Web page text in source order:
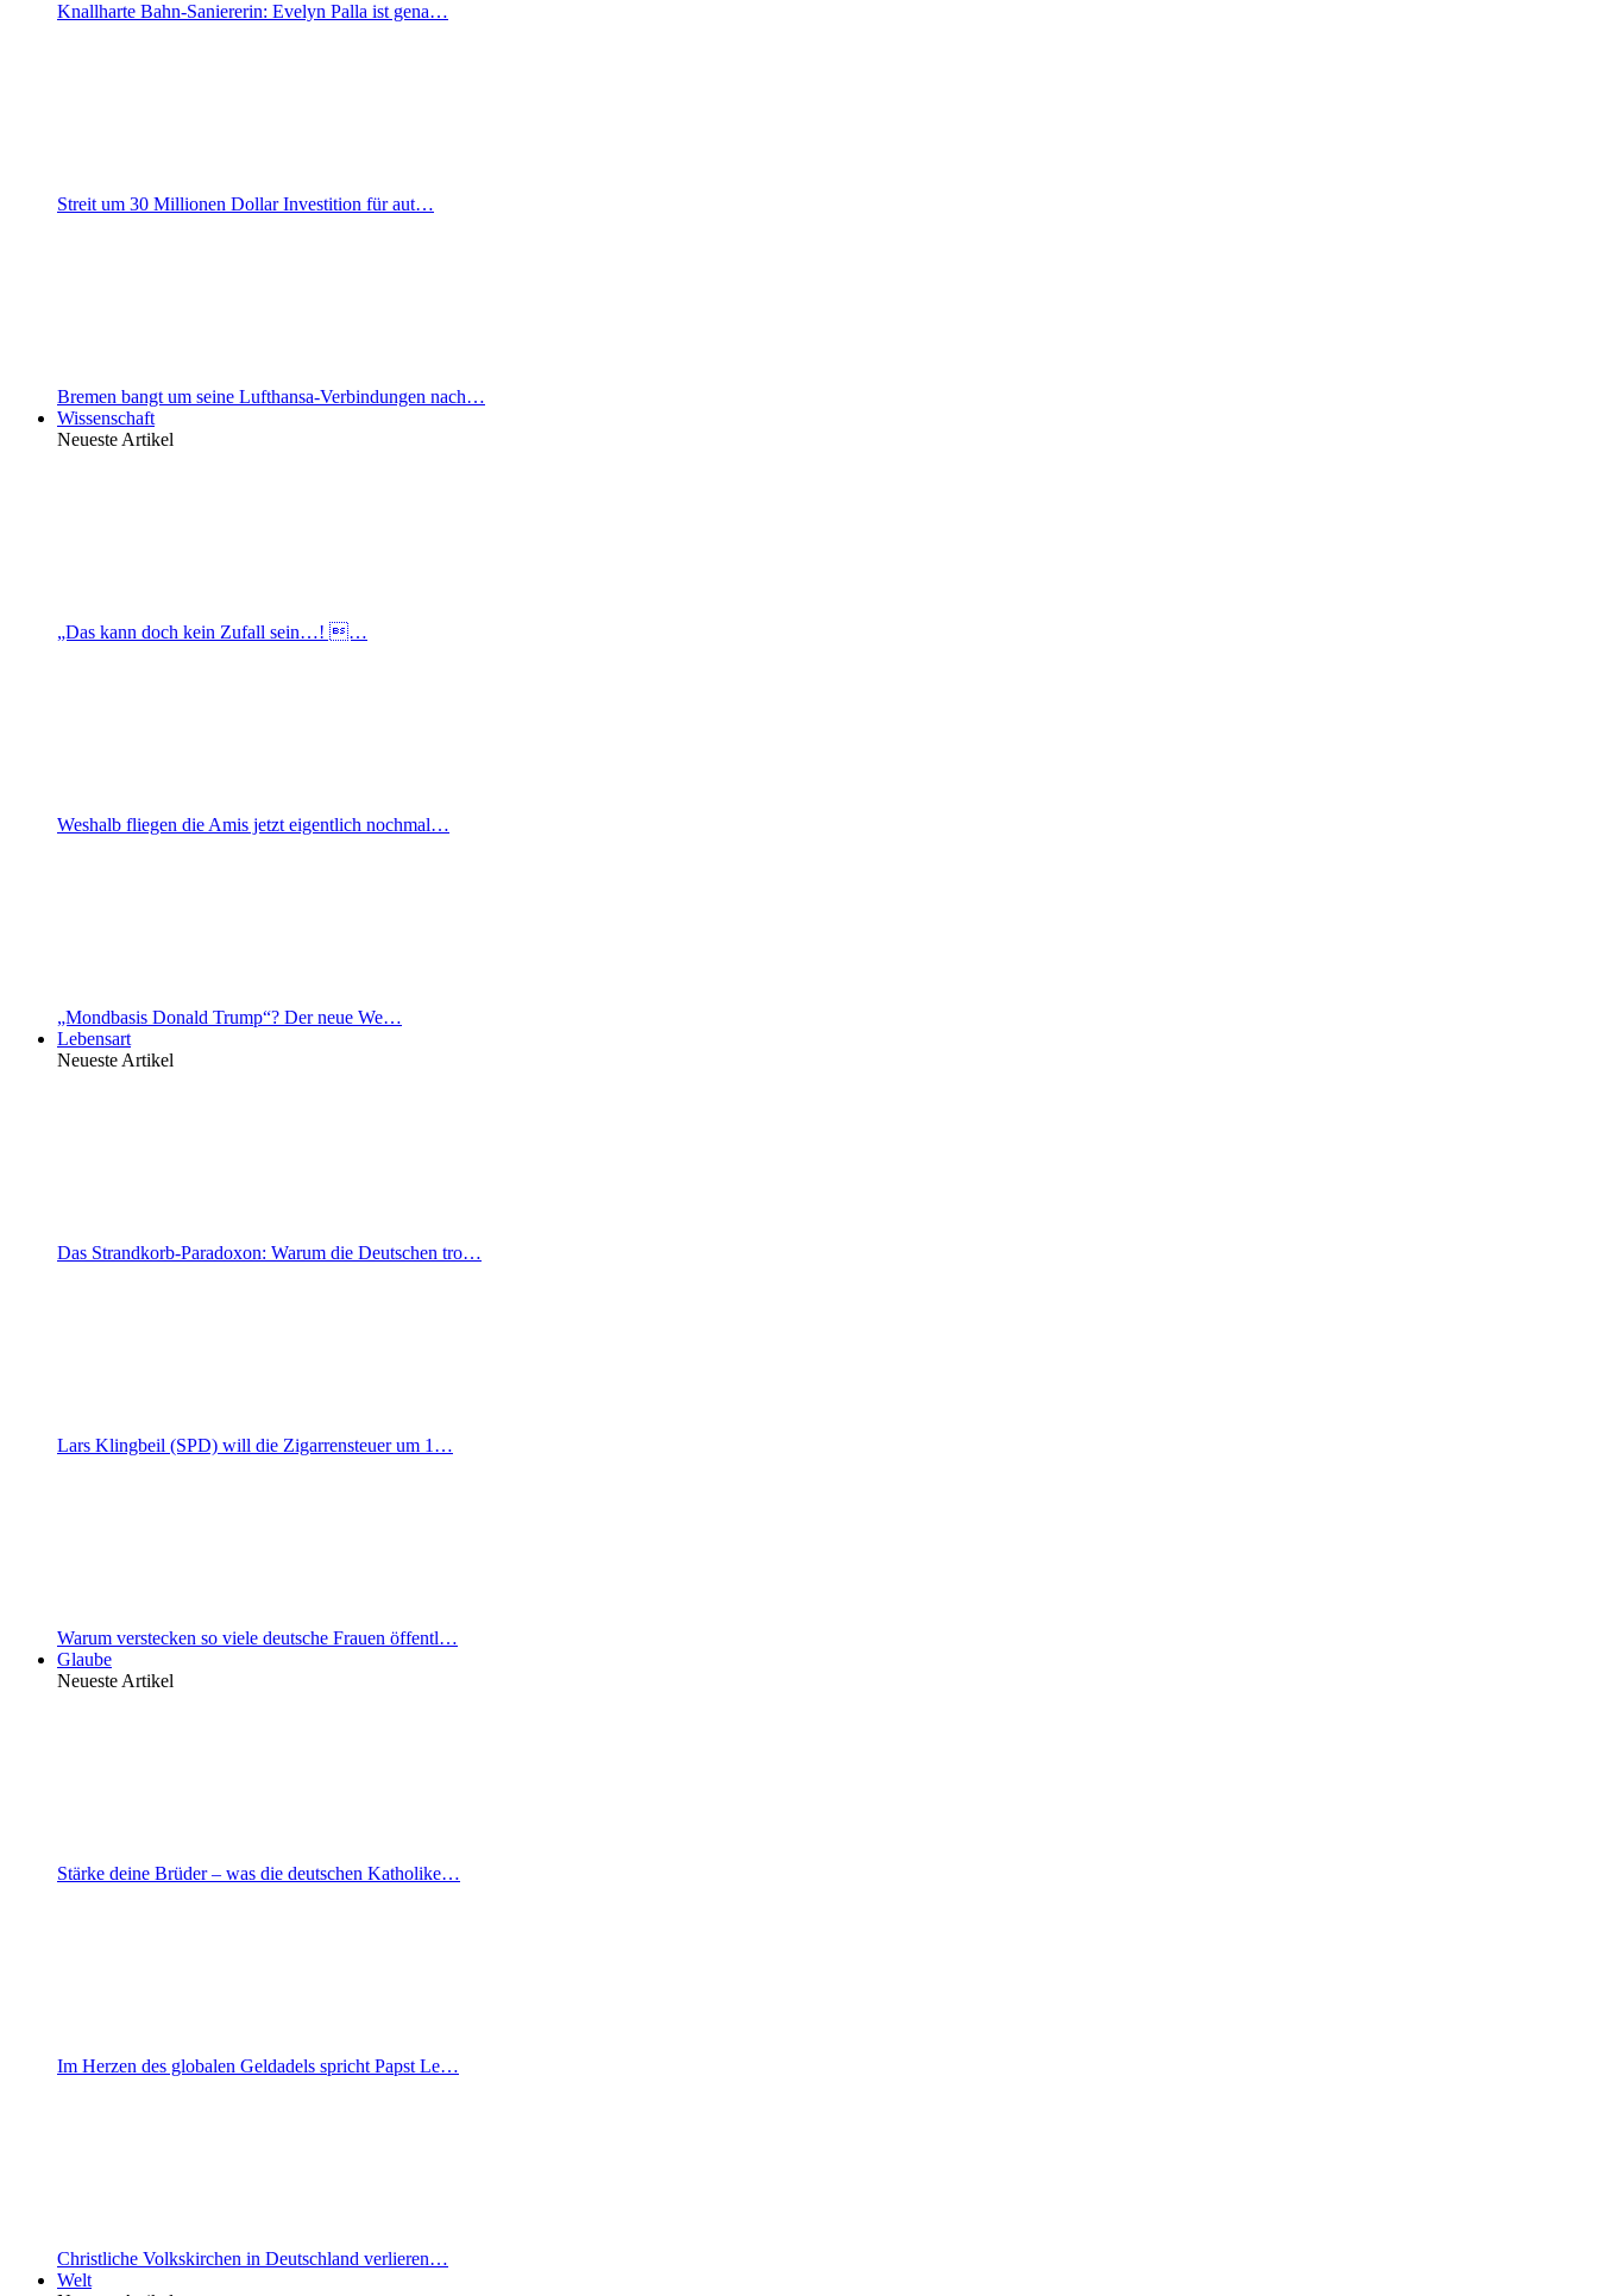
Knallharte Bahn-Saniererin: Evelyn Palla ist gena…
Streit um 30 Millionen Dollar Investition für aut…
Bremen bangt um seine Lufthansa-Verbindungen nach…
Wissenschaft
Neueste Artikel
„Das kann doch kein Zufall sein…! …
Weshalb fliegen die Amis jetzt eigentlich nochmal…
„Mondbasis Donald Trump“? Der neue We…
Lebensart
Neueste Artikel
Das Strandkorb-Paradoxon: Warum die Deutschen tro…
Lars Klingbeil (SPD) will die Zigarrensteuer um 1…
Warum verstecken so viele deutsche Frauen öffentl…
Glaube
Neueste Artikel
Stärke deine Brüder – was die deutschen Katholike…
Im Herzen des globalen Geldadels spricht Papst Le…
Christliche Volkskirchen in Deutschland verlieren…
Welt